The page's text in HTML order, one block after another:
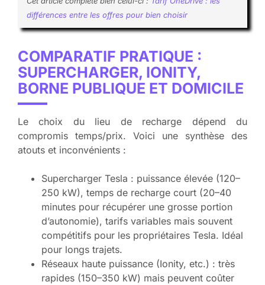
différences entre les offres pour bien choisir
COMPARATIF PRATIQUE :
SUPERCHARGER, IONITY,
BORNE PUBLIQUE ET DOMICILE
Le choix du lieu de recharge dépend du
compromis temps/prix. Voici une synthèse des
atouts et inconvénients :
Supercharger Tesla : puissance élevée (120–
250 kW), temps de recharge court (20–40
minutes pour récupérer une grosse portion
d’autonomie), tarifs variables mais souvent
compétitifs pour les propriétaires Tesla. Idéal
pour longs trajets.
Réseaux haute puissance (Ionity, etc.) : très
rapides (150–350 kW) mais peuvent coûter